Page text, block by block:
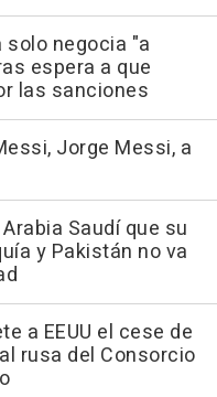
solo negocia "a
espera a que
las sanciones
Jorge Messi, a
Saudí que su
y Pakistán no va
a EEUU el cese de
rusa del Consorcio